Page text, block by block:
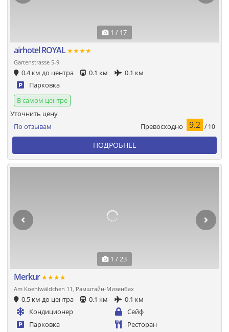
1 / 17
airhotel ROYAL★★★★
Gartenstrasse 5-9
0.4 км до центра 0.1 км
0.1 км
Парковка
В самом центре
По отзывам Превосходно 9.2 / 10
Уточнить цену
ПОДРОБНЕЕ
1 / 23
Merkur★★★★
Am Koehlwäldchen 11, Рамштайн-Мизенбах
0.5 км до центра 0.1 км
0.1 км
Кондиционер
Сейф
Парковка
Ресторан